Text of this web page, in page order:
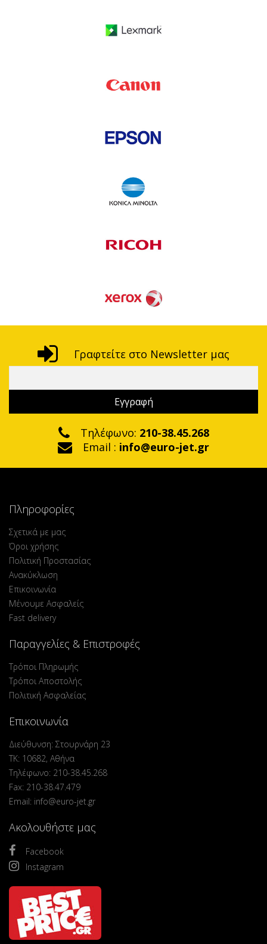
Γραφτείτε στο Newsletter μας
Τηλέφωνο: 210-38.45.268
Email : info@euro-jet.gr
Πληροφορίες
Σχετικά με μας
Όροι χρήσης
Πολιτική Προστασίας
Ανακύκλωση
Επικοινωνία
Μένουμε Ασφαλείς
Fast delivery
Παραγγελίες & Επιστροφές
Τρόποι Πληρωμής
Τρόποι Αποστολής
Πολιτική Ασφαλείας
Επικοινωνία
Διεύθυνση: Στουρνάρη 23
ΤΚ: 10682, Αθήνα
Τηλέφωνο: 210-38.45.268
Fax: 210-38.47.479
Email: info@euro-jet.gr
Ακολουθήστε μας
Facebook
Instagram